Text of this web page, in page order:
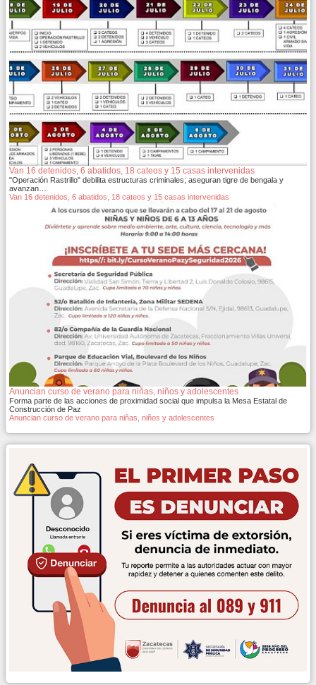
Van 16 detenidos, 6 abatidos, 18 cateos y 15 casas intervenidas
"Operación Rastrillo" debilita estructuras criminales; aseguran tigre de bengala y
avanzan…
Van 16 detenidos, 6 abatidos, 18 cateos y 15 casas intervenidas
Anuncian curso de verano para niñas, niños y adolescentes
Forma parte de las acciones de proximidad social que impulsa la Mesa Estatal de
Construcción de Paz
Anuncian curso de verano para niñas, niños y adolescentes